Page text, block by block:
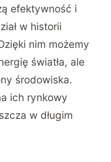
efektywność i
w historii
nim możemy
światła, ale
środowiska.
ich rynkowy
w długim